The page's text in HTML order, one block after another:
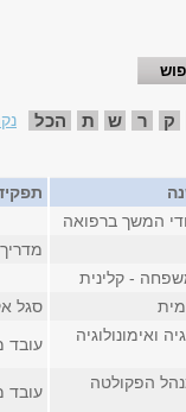
ק ר ש ת הכל
המשך ברפואה
מדריך
- קלינית
סגל
ואימונולוגיה
עובד
הפקולטה
עובד